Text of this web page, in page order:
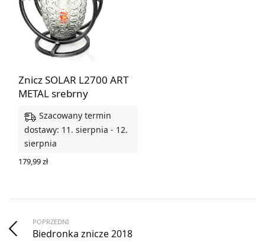
Znicz SOLAR L2700 ART
METAL srebrny
Szacowany termin
dostawy: 11. sierpnia - 12.
sierpnia
179,99zł
POPRZEDNI
Biedronka znicze 2018